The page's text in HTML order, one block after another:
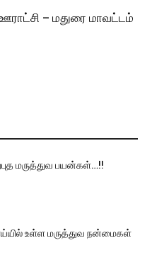
– மதுரை மாவட்டம்
மருத்துவ பயன்கள்…!!
உள்ள மருத்துவ நன்மைகள்